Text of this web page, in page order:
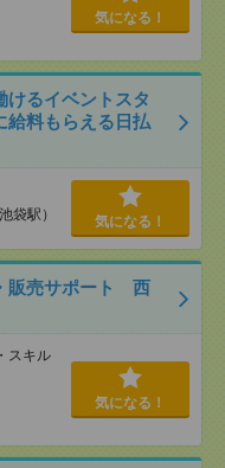
気になる！
けるイベントスタ
料もらえる日払
袋駅） 気になる！
販売サポート 西
スキル
気になる！